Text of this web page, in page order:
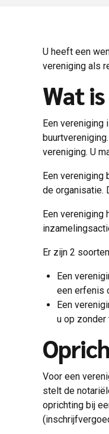
U heeft een
vereniging als
Wat
Een
vereniging. U
Een vereniging
de organisatie.
Een vereniging
Er zijn 2
Een
een erfenis
Een
u op zonder
Voor een
stelt de
oprichting bij